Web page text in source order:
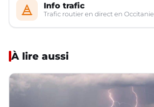
Info trafic
Trafic routier en direct en Occitanie
À lire aussi